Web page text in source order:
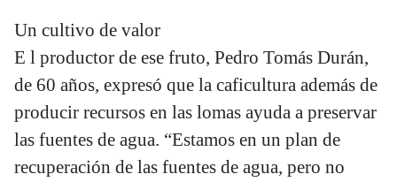
Un cultivo de valor
E l productor de ese fruto, Pedro Tomás Durán,
de 60 años, expresó que la caficultura además de
producir recursos en las lomas ayuda a preservar
las fuentes de agua. “Estamos en un plan de
recuperación de las fuentes de agua, pero no